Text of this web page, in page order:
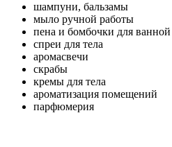
шампуни, бальзамы
мыло ручной работы
пена и бомбочки для ванной
спреи для тела
аромасвечи
скрабы
кремы для тела
ароматизация помещений
парфюмерия